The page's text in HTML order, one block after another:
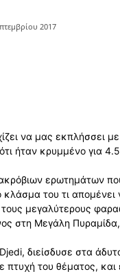
2017
να μας εκπλήσσει
ήταν κρυμμένο για
ερωτημάτων
κλάσμα του τι
μεγαλύτερους
στη Μεγάλη Πυραμίδα,
διείσδυσε στα
πτυχή του θέματος,